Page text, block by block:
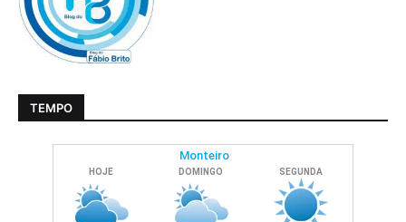
TEMPO